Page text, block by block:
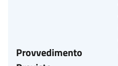
Provvedimento